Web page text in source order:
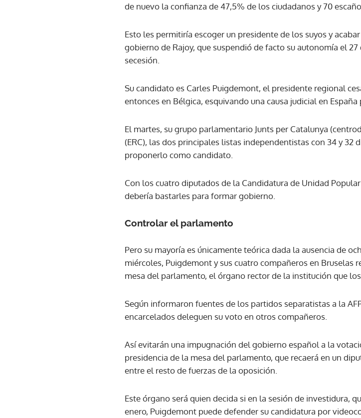
de nuevo la confianza de 47,5% de los ciudadanos y 70
Esto les permitiría escoger un presidente de los suyos y
gobierno de Rajoy, que suspendió de facto su autonomía el
secesión.
Su candidato es Carles Puigdemont, el presidente regional
entonces en Bélgica, esquivando una causa judicial en España
El martes, su grupo parlamentario Junts per Catalunya
(ERC), las dos principales listas independentistas con 34 y 32
proponerlo como candidato.
Con los cuatro diputados de la Candidatura de Unidad
debería bastarles para formar gobierno.
Controlar el parlamento
Pero su mayoría es únicamente teórica dada la ausencia de
miércoles, Puigdemont y sus cuatro compañeros en Bruselas
mesa del parlamento, el órgano rector de la institución que
Según informaron fuentes de los partidos separatistas a la
encarcelados deleguen su voto en otros compañeros.
Así evitarán una impugnación del gobierno español a la
presidencia de la mesa del parlamento, que recaerá en un
entre el resto de fuerzas de la oposición.
Este órgano será quien decida si en la sesión de investidura,
enero, Puigdemont puede defender su candidatura por